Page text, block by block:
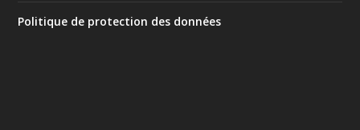
Politique de protection des données